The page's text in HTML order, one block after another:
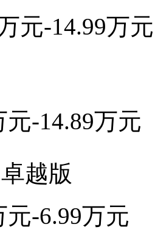
元-14.99万元
元-14.89万元
越版
元-6.99万元